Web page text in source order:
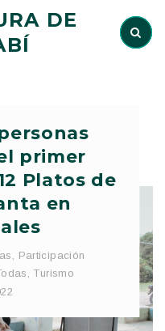
DE
primer
Platos de
en
, Participación
, Turismo